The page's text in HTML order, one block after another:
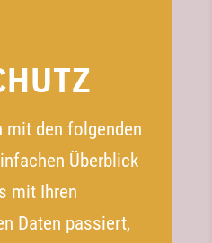
mit den folgenden
Überblick
mit Ihren
Daten passiert,